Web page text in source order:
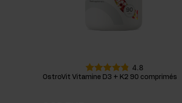
4.8
OstroVit Vitamine D3 + K2 90 comprimés